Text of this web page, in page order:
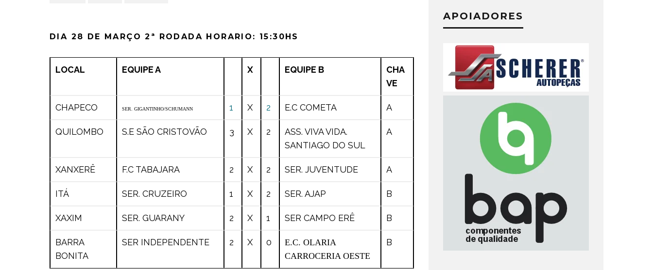
DIA 28 DE MARÇO 2ª RODADA HORARIO: 15:30HS
LOCAL EQUIPE A X EQUIPE B
CHA
VE
CHAPECO SER. GIGANTINHO/SCHUMANN 1 X 2 E.C COMETA A
QUILOMBO S.E SÃO CRISTOVÃO 3 X 2
ASS. VIVA VIDA.
SANTIAGO DO SUL
A
XANXERÊ F.C TABAJARA 2 X 2 SER. JUVENTUDE A
ITÁ SER. CRUZEIRO 1 X 2 SER. AJAP B
XAXIM SER. GUARANY 2 X 1 SER CAMPO ERÊ B
BARRA
BONITA
SER INDEPENDENTE 2 X 0
E.C. OLARIA
CARROCERIA OESTE
B
APOIADORES